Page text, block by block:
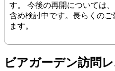
す。 今後の再開については
含め検討中です。長らくの
ます。
ビアガーデン訪問